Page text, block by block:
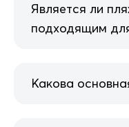
Является ли
подходящим
Какова